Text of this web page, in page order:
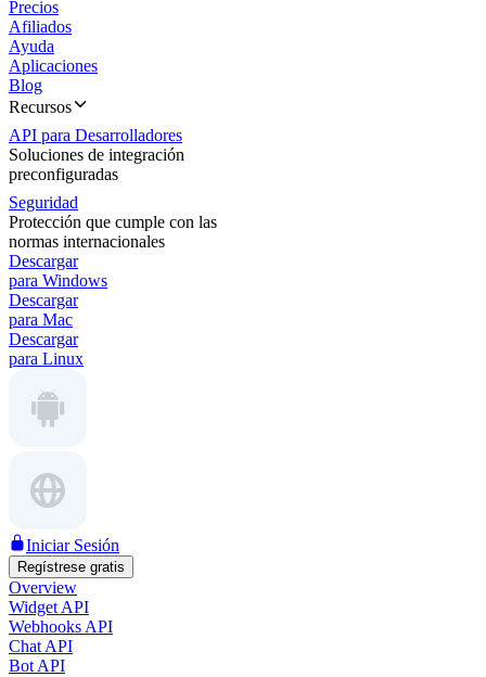
Precios
Afiliados
Ayuda
Aplicaciones
Blog
Recursos
API para Desarrolladores
Soluciones de integración
preconfiguradas
Seguridad
Protección que cumple con las
normas internacionales
Descargar
para Windows
Descargar
para Mac
Descargar
para Linux
Iniciar Sesión
Regístrese gratis
Overview
Widget API
Webhooks API
Chat API
Bot API